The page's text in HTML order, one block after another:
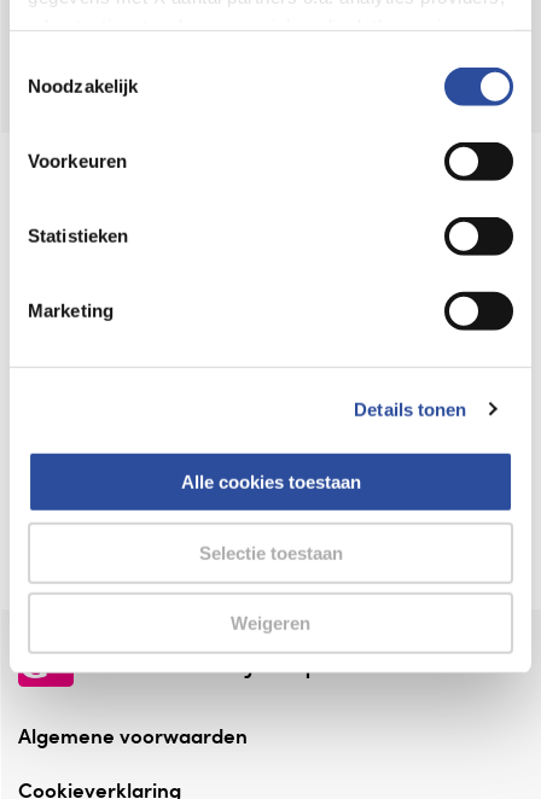
en de bewaartermijnen per categorie. Je kunt je keuze op
gegevensverwerking staat in de
Privacyverklaring
Noodzakelijk
Voorkeuren
Statistieken
Marketing
Details tonen
Alle cookies toestaan
Selectie toestaan
Weigeren
Online aanbieder medicijnen
webshop mag verkopen.
⁠Verantwoorde zorg, ⁠ook online.
Altijd onze folder bij de hand
Check onze folders ⁠bij AlleFolders.
de vriendelijke specialist
Algemene voorwaarden
Cookieverklaring